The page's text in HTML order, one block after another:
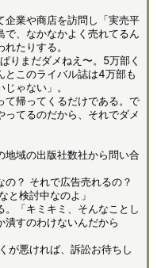
企業や商店を訪問し「実売平
、なかなかよく売れてるん
たりする。
りまだダメねえ〜。5万部く
とこのライバル誌は4万部も
ゃない」。
て帰ってくるだけである。で
ってるのだから、それでダメ
地域の出版社数社から問い合
の？ それで広告売れるの？
と検討中なのよ」
「キミキミ、そんなことし
潰すのわけないんだから
が悪ければ、訴訟お待ちし